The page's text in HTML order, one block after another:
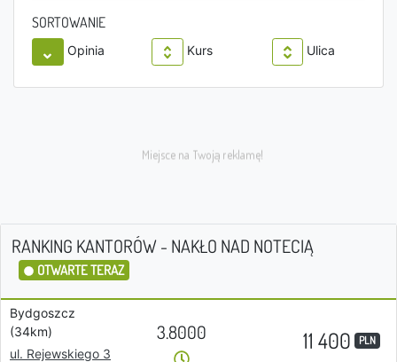
SORTOWANIE
Opinia Kurs Ulica
RANKING KANTORÓW - NAKŁO NAD NOTECIĄ
OTWARTE TERAZ
Bydgoszcz
(34km)
ul. Rejewskiego 3
3.8000 11 400 PLN